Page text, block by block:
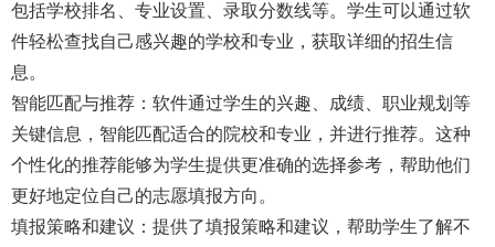
包括学校排名、专业设置、录取分数线等。学生可以通过软
件轻松查找自己感兴趣的学校和专业，获取详细的招生信
息。
智能匹配与推荐：软件通过学生的兴趣、成绩、职业规划等
关键信息，智能匹配适合的院校和专业，并进行推荐。这种
个性化的推荐能够为学生提供更准确的选择参考，帮助他们
更好地定位自己的志愿填报方向。
填报策略和建议：提供了填报策略和建议，帮助学生了解不